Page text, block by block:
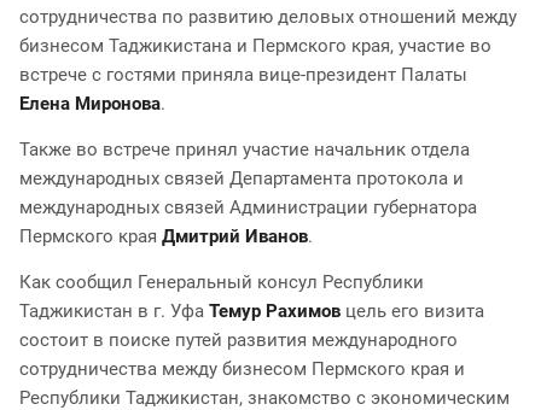
сотрудничества по развитию деловых отношений между
бизнесом Таджикистана и Пермского края, участие во
встрече с гостями приняла вице-президент Палаты
Елена Миронова.
Также во встрече принял участие начальник отдела
международных связей Департамента протокола и
международных связей Администрации губернатора
Пермского края Дмитрий Иванов.
Как сообщил Генеральный консул Республики
Таджикистан в г. Уфа Темур Рахимов цель его визита
состоит в поиске путей развития международного
сотрудничества между бизнесом Пермского края и
Республики Таджикистан, знакомство с экономическим